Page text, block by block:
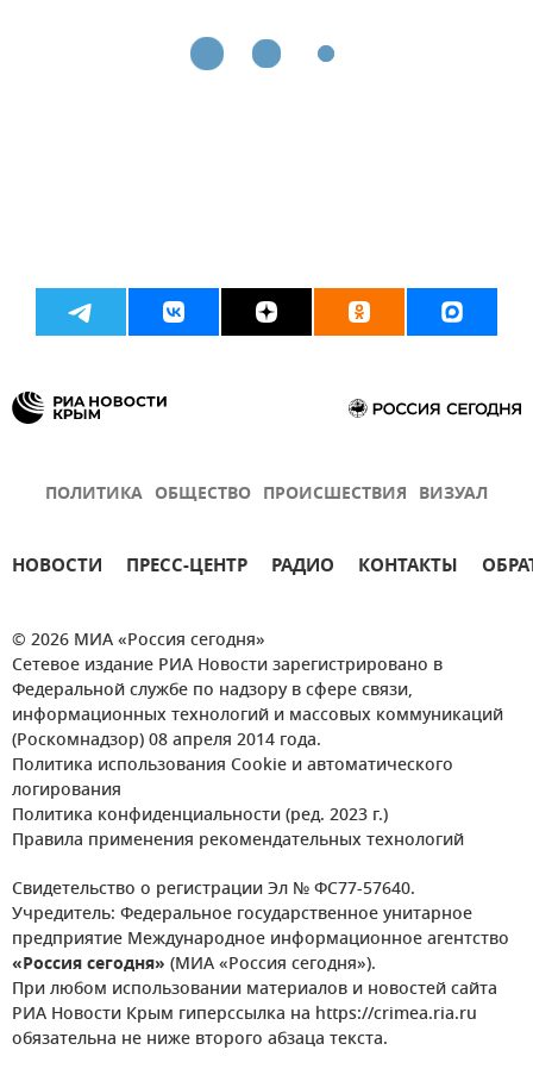
ПОЛИТИКА ОБЩЕСТВО ПРОИСШЕСТВИЯ ВИЗУАЛ
НОВОСТИ ПРЕСС-ЦЕНТР РАДИО КОНТАКТЫ
© 2026 МИА «Россия сегодня»
Сетевое издание РИА Новости зарегистрировано в
Федеральной службе по надзору в сфере связи,
информационных технологий и массовых коммуникаций
(Роскомнадзор) 08 апреля 2014 года.
Политика использования Cookie и автоматического
логирования
Политика конфиденциальности (ред. 2023 г.)
Правила применения рекомендательных технологий
Свидетельство о регистрации Эл № ФС77-57640.
Учредитель: Федеральное государственное унитарное
предприятие Международное информационное агентство
«Россия сегодня» (МИА «Россия сегодня»).
При любом использовании материалов и новостей сайта
РИА Новости Крым гиперссылка на https://crimea.ria.ru
обязательна не ниже второго абзаца текста.